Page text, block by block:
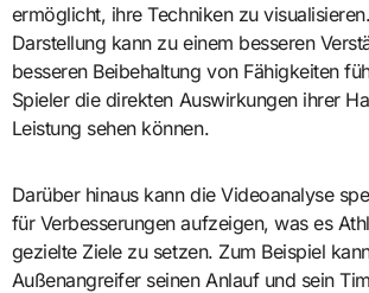
ermöglicht, ihre Techniken zu
Darstellung kann zu einem besseren
besseren Beibehaltung von Fähigkeiten
Spieler die direkten Auswirkungen ihrer
Leistung sehen können.
Darüber hinaus kann die Videoanalyse
für Verbesserungen aufzeigen, was es
gezielte Ziele zu setzen. Zum Beispiel
Außenangreifer seinen Anlauf und sein